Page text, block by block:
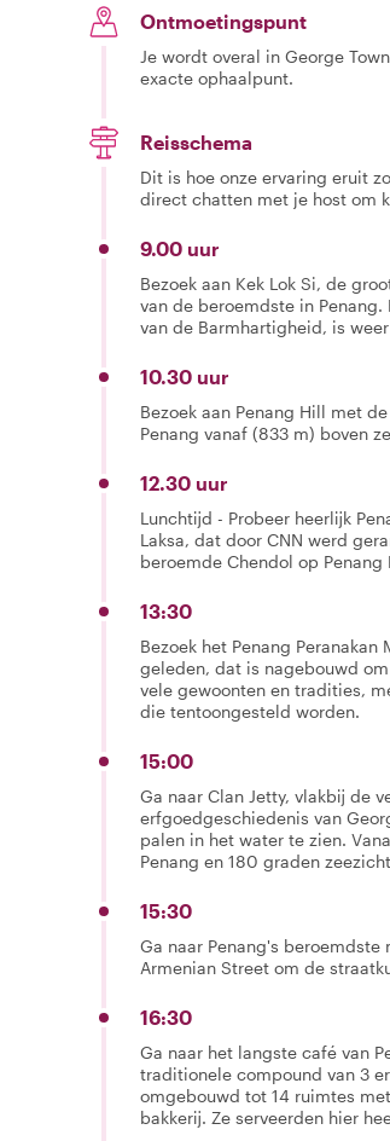
Ontmoetingspunt
Je wordt overal in George
exacte ophaalpunt.
Reisschema
Dit is hoe onze ervaring eruit
direct chatten met je host om
9.00 uur
Bezoek aan Kek Lok Si, de
van de beroemdste in
van de Barmhartigheid, is
10.30 uur
Bezoek aan Penang Hill met
Penang vanaf (833 m) boven
12.30 uur
Lunchtijd - Probeer heerlijk
Laksa, dat door CNN werd
beroemde Chendol op
13:30
Bezoek het Penang
geleden, dat is nagebouwd
vele gewoonten en tradities,
die tentoongesteld worden.
15:00
Ga naar Clan Jetty, vlakbij de
erfgoedgeschiedenis van
palen in het water te zien.
Penang en 180 graden
15:30
Ga naar Penang's
Armenian Street om de
16:30
Ga naar het langste café van
traditionele compound van 3
omgebouwd tot 14 ruimtes
bakkerij. Ze serveerden hier